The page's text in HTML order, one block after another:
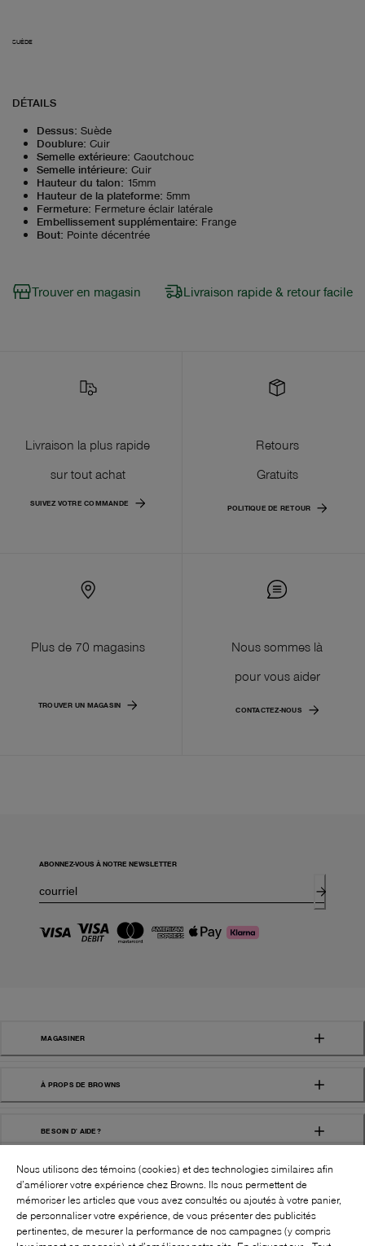
SUÈDE
DÉTAILS
Dessus: Suède
Doublure: Cuir
Semelle extérieure: Caoutchouc
Semelle intérieure: Cuir
Hauteur du talon: 15mm
Hauteur de la plateforme: 5mm
Fermeture: Fermeture éclair latérale
Embellissement supplémentaire: Frange
Bout: Pointe décentrée
Trouver en magasin Livraison rapide & retour facile
Livraison la plus rapide
sur tout achat
SUIVEZ VOTRE COMMANDE
Retours
Gratuits
POLITIQUE DE RETOUR
Plus de 70 magasins
TROUVER UN MAGASIN
Nous sommes là
pour vous aider
CONTACTEZ-NOUS
ABONNEZ-VOUS À NOTRE NEWSLETTER
MAGASINER
À PROPS DE BROWNS
BESOIN D' AIDE?
Nous utilisons des témoins (cookies) et des technologies similaires afin
d’améliorer votre expérience chez Browns. Ils nous permettent de
mémoriser les articles que vous avez consultés ou ajoutés à votre panier,
de personnaliser votre expérience, de vous présenter des publicités
pertinentes, de mesurer la performance de nos campagnes (y compris